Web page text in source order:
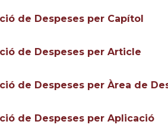
de Despeses per Capítol
de Despeses per Article
de Despeses per Àrea de
de Despeses per Aplicació